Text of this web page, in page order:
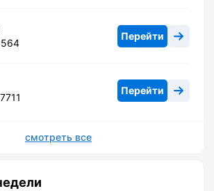
564
Перейти
7711
Перейти
смотреть все